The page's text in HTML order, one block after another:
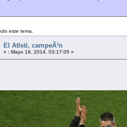
este tema.
El Atleti, campeÃ³n
« : Mayo 19, 2014, 03:17:05 »